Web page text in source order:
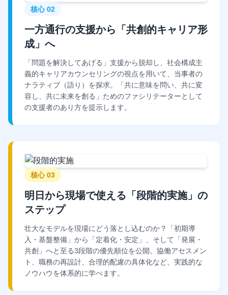
核心 02
一方通行の支援から「共創的キャリア形
成」へ
「問題を解決してあげる」支援から脱却し、社会構成主
義的キャリアカウンセリングの視点を用いて、当事者の
ナラティブ（語り）を探求。「共に意味を問い、共に変
容し、共に未来を創る」ためのファシリテーターとして
の支援者のあり方を提示します。
核心 03
明日から現場で使える「段階的実施」の
ステップ
壮大なモデルを現場にどう落とし込むのか？「初期導
入・基盤整備」から「定着化・安定」、そして「発展・
共創」へと至る3段階の優先順位を公開。協働アセスメン
ト、職務の再設計、合理的配慮の具体化など、実践的な
ノウハウを体系的に学べます。